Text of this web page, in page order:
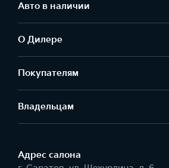
Авто в наличии
О Дилере
Покупателям
Владельцам
Адрес салонa